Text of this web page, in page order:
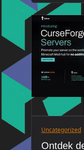
Uncategorized
Ontdek